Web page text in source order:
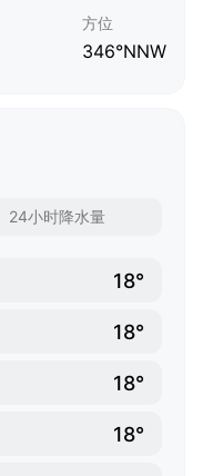
方位
346°NNW
24小时降水量
18°
18°
18°
18°